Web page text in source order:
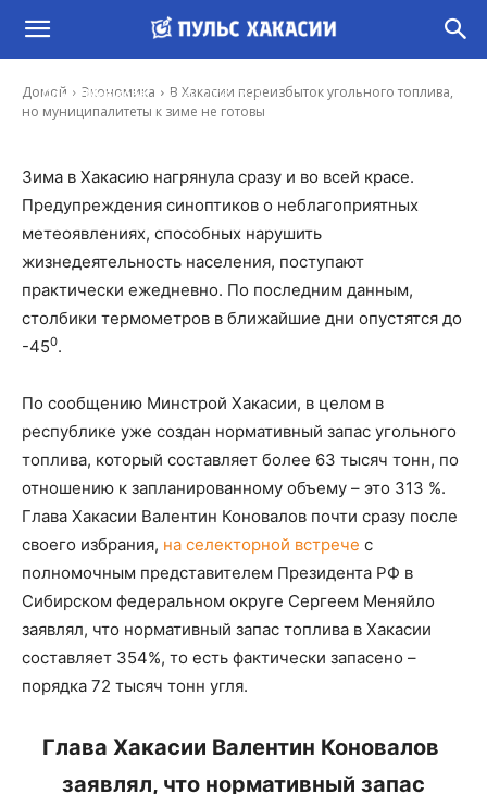
Домой Экономика
В Хакасии переизбыток угольного топлива,
но муниципалитеты к зиме не готовы
В Хакасии переизбыток угольного топлива,
но муниципалитеты к зиме не готовы
Ольга Мешкова - 5 Дек, 2018 12:21
Зима в Хакасию нагрянула сразу и во всей красе.
Предупреждения синоптиков о неблагоприятных
метеоявлениях, способных нарушить
жизнедеятельность населения, поступают
практически ежедневно. По последним данным,
столбики термометров в ближайшие дни опустятся до
-450.
По сообщению Минстрой Хакасии, в целом в
республике уже создан нормативный запас угольного
топлива, который составляет более 63 тысяч тонн, по
отношению к запланированному объему – это 313 %.
Глава Хакасии Валентин Коновалов почти сразу после
своего избрания, на селекторной встрече с
полномочным представителем Президента РФ в
Сибирском федеральном округе Сергеем Меняйло
заявлял, что нормативный запас топлива в Хакасии
составляет 354%, то есть фактически запасено –
порядка 72 тысяч тонн угля.
Глава Хакасии Валентин Коновалов
заявлял, что нормативный запас